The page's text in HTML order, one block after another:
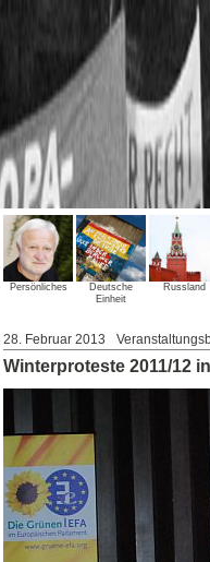
28. Februar 2013
Winterproteste 2011/12
Persönliches
Deutsche
Einheit
Russland